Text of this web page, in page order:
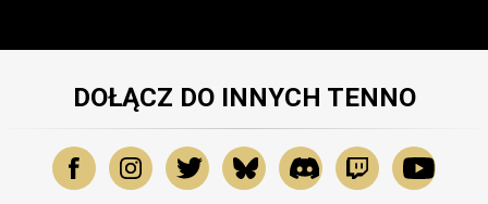
DOŁĄCZ DO INNYCH TENNO